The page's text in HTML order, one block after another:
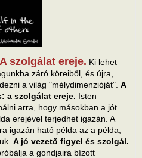
szolgálat ereje. Ki lehet
záró köreiből, és újra,
a világ "mélydimenzióját". A
a szolgálat ereje. Isten
arra, hogy másokban a jót
erejével terjedhet igazán. A
igazán ható példa az a példa,
A jó vezető figyel és szolgál.
a gondjaira bízott